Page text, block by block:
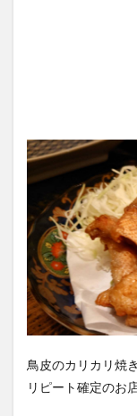
鳥皮のカリカリ焼
リピート確定のお